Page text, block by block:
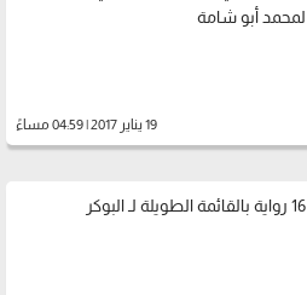
لمحمد أبو شامة
19 يناير 2017 | 04:59 مساءً
16 رواية بالقائمة الطويلة لـ البوكر